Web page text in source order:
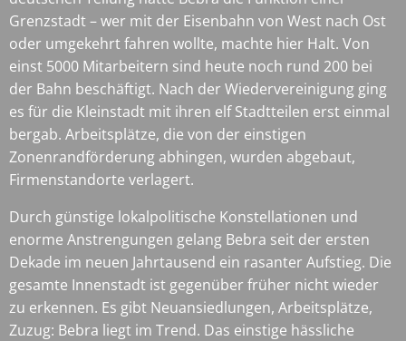
Grenzstadt – wer mit der Eisenbahn von West nach Ost
oder umgekehrt fahren wollte, machte hier Halt. Von
einst 5000 Mitarbeitern sind heute noch rund 200 bei
der Bahn beschäftigt. Nach der Wiedervereinigung ging
es für die Kleinstadt mit ihren elf Stadtteilen erst einmal
bergab. Arbeitsplätze, die von der einstigen
Zonenrandförderung abhingen, wurden abgebaut,
Firmenstandorte verlagert.
Durch günstige lokalpolitische Konstellationen und
enorme Anstrengungen gelang Bebra seit der ersten
Dekade im neuen Jahrtausend ein rasanter Aufstieg. Die
gesamte Innenstadt ist gegenüber früher nicht wieder
zu erkennen. Es gibt Neuansiedlungen, Arbeitsplätze,
Zuzug: Bebra liegt im Trend. Das einstige hässliche